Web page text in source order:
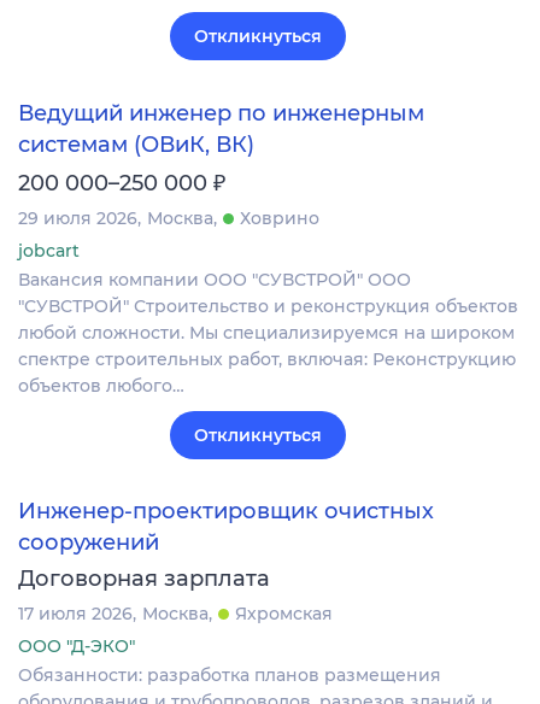
Откликнуться
Ведущий инженер по инженерным
системам (ОВиК, ВК)
200 000–250 000 ₽
29 июля 2026 Москва
Ховрино
jobcart
Вакансия компании ООО "СУВСТРОЙ" ООО
"СУВСТРОЙ" Строительство и реконструкция объектов
любой сложности. Мы специализируемся на широком
спектре строительных работ, включая: Реконструкцию
объектов любого…
Откликнуться
Инженер-проектировщик очистных
сооружений
Договорная зарплата
17 июля 2026 Москва
Яхромская
ООО "Д-ЭКО"
Обязанности: разработка планов размещения